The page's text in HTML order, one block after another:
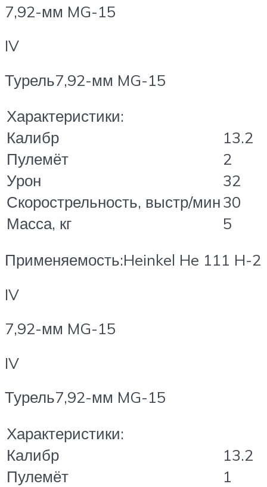
7,92-мм MG-15
IV
Турель7,92-мм MG-15
Характеристики:
Калибр
13.2
Пулемёт
2
Урон
32
Скорострельность, выстр/мин30
Масса, кг
5
Применяемость:Heinkel He 111 H-2
IV
7,92-мм MG-15
IV
Турель7,92-мм MG-15
Характеристики:
Калибр
13.2
Пулемёт
1